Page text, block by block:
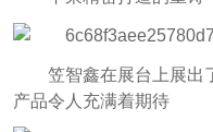
笠智鑫在展台上展出
产品令人充满着期待